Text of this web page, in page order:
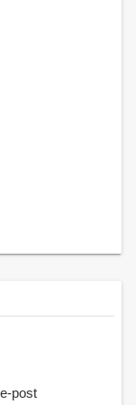
e-post